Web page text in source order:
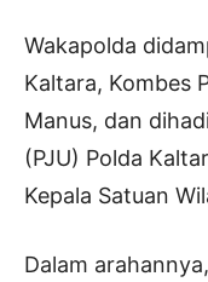
Wakapolda
Kaltara, Kombes
Manus, dan
(PJU) Polda
Kepala Satuan
Dalam